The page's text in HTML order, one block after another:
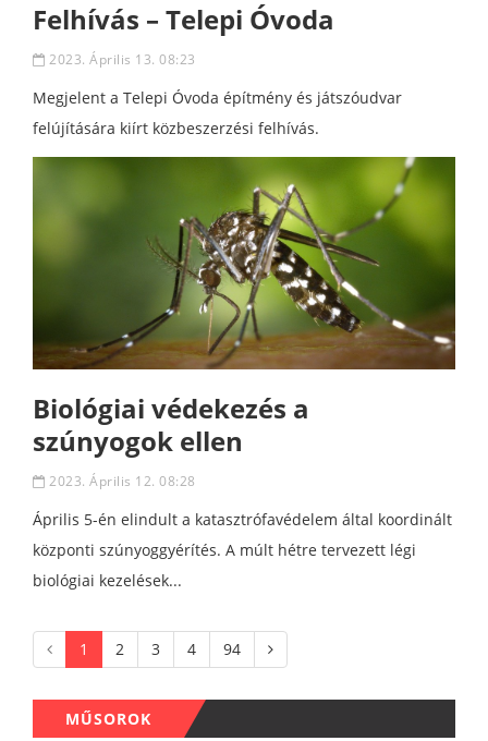
Felhívás – Telepi Óvoda
2023. Április 13. 08:23
Megjelent a Telepi Óvoda építmény és játszóudvar
felújítására kiírt közbeszerzési felhívás.
Biológiai védekezés a
szúnyogok ellen
2023. Április 12. 08:28
Április 5-én elindult a katasztrófavédelem által koordinált
központi szúnyoggyérítés. A múlt hétre tervezett légi
biológiai kezelések...
1 2 3 4 94
MŰSOROK